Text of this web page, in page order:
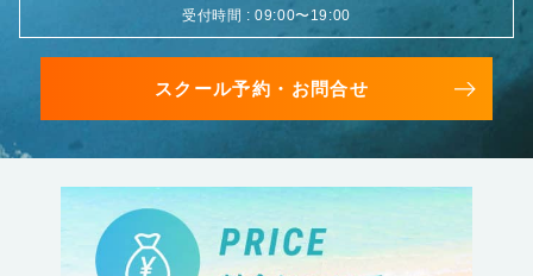
受付時間 : 09:00〜19:00
スクール予約・お問合せ